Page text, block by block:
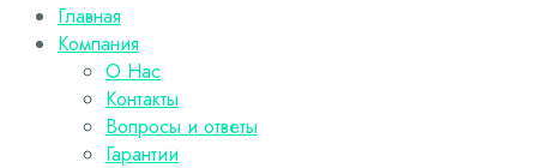
Главная
Компания
О Нас
Контакты
Вопросы и ответы
Гарантии